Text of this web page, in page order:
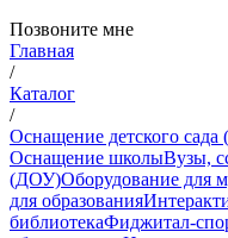
Позвоните мне
Главная
/
Каталог
/
Оснащение детского
Оснащение школыВузы,
(ДОУ)Оборудование для
для образования
библиотекаФиджитал-